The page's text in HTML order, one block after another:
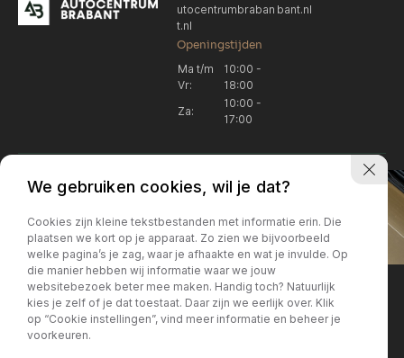
utocentrumbraban
t.nl
bant.nl
Openingstijden
Ma t/m
Vr:
10:00 -
18:00
Za:
10:00 -
17:00
Locatie Breda
076 204 5040
Locatie Breda
verkoop.breda@autocentrum
brabant.nl
Locatie Breda
Korte Huifakkerstraat 14
4815 PS Breda
Locatie Breda
+31 076 204 5040
We gebruiken cookies, wil je dat?
Cookies zijn kleine tekstbestanden met informatie erin. Die
plaatsen we kort op je apparaat. Zo zien we bijvoorbeeld
welke pagina’s je zag, waar je afhaakte en wat je invulde. Op
die manier hebben wij informatie waar we jouw
websitebezoek beter mee maken. Handig toch? Natuurlijk
kies je zelf of je dat toestaat. Daar zijn we eerlijk over. Klik
op “Cookie instellingen”, vind meer informatie en beheer je
voorkeuren.